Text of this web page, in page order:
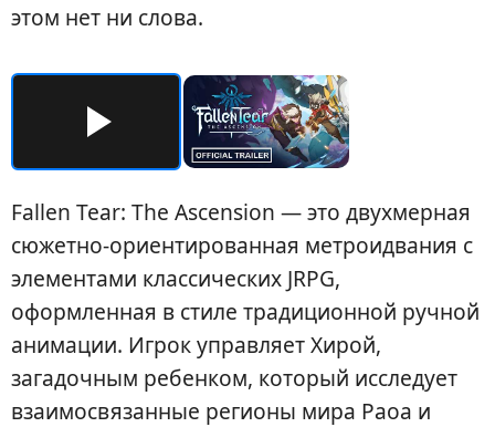
этом нет ни слова.
Fallen Tear: The Ascension — это двухмерная
сюжетно-ориентированная метроидвания с
элементами классических JRPG,
оформленная в стиле традиционной ручной
анимации. Игрок управляет Хирой,
загадочным ребенком, который исследует
взаимосвязанные регионы мира Раоа и